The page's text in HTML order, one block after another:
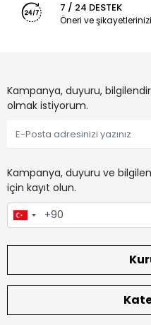
7 / 24 DESTEK
Öneri ve
Kampanya, duyuru,
olmak istiyorum.
Kampanya, duyuru ve
için kayıt olun.